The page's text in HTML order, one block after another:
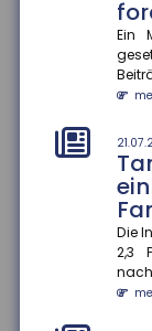
Ein
Die
2,3
mehr...
20
mehr...